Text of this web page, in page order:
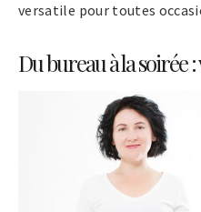
versatile pour toutes
Du bureau à la soirée